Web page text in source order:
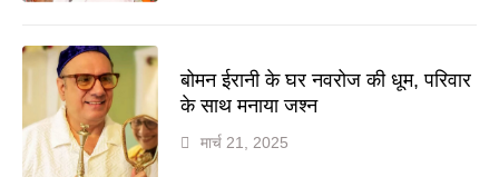
बोमन ईरानी के घर नवरोज की धूम, परिवार
के साथ मनाया जश्न
मार्च 21, 2025